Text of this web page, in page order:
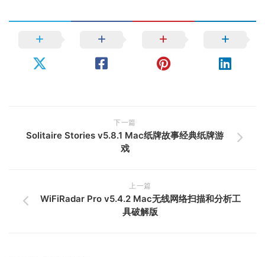
下一篇
Solitaire Stories v5.8.1 Mac纸牌故事经典纸牌游
戏
上一篇
WiFiRadar Pro v5.4.2 Mac无线网络扫描和分析工
具破解版